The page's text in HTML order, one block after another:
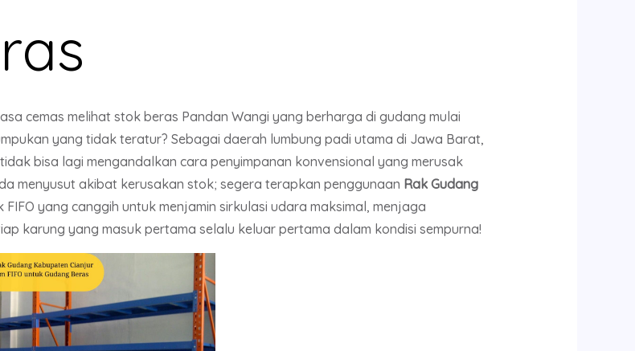
cemas melihat stok beras Pandan Wangi yang berharga di gudang mulai
yang tidak teratur? Sebagai daerah lumbung padi utama di Jawa Barat,
bisa lagi mengandalkan cara penyimpanan konvensional yang merusak
menyusut akibat kerusakan stok; segera terapkan penggunaan Rak Gudang
yang canggih untuk menjamin sirkulasi udara maksimal, menjaga
karung yang masuk pertama selalu keluar pertama dalam kondisi sempurna!